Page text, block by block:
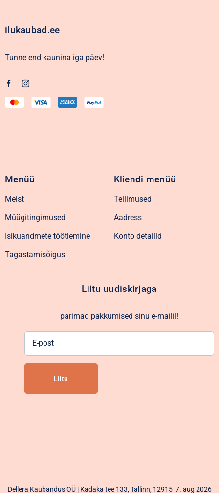
ilukaubad.ee
Tunne end kaunina iga päev!
Menüü
Meist
Müügitingimused
Isikuandmete töötlemine
Tagastamisõigus
Kliendi menüü
Tellimused
Aadress
Konto detailid
Liitu uudiskirjaga
parimad pakkumised sinu e-mailil!
Dellera Kaubandus OÜ | Kadaka tee 133, Tallinn, 12915 |7. aug 2026